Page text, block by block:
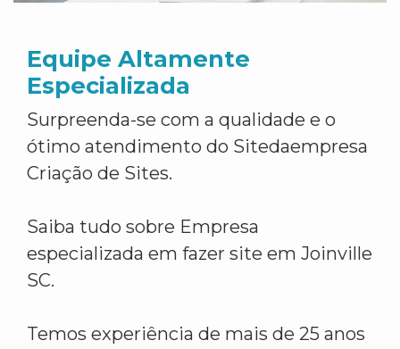
Equipe Altamente
Especializada
Surpreenda-se com a qualidade e o
ótimo atendimento do Sitedaempresa
Criação de Sites.
Saiba tudo sobre Empresa
especializada em fazer site em Joinville
SC.
Temos experiência de mais de 25 anos